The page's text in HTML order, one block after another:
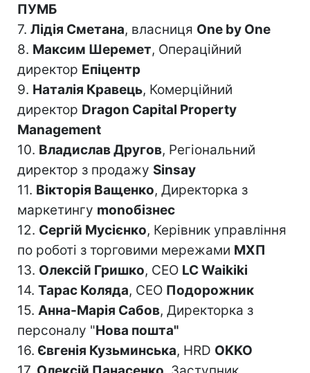
ПУМБ
7. Лідія Сметана, власниця One by One
8. Максим Шеремет, Операційний
директор Епіцентр
9. Наталія Кравець, Комерційний
директор Dragon Capital Property
Management
10. Владислав Другов, Регіональний
директор з продажу Sinsay
11. Вікторія Ващенко, Директорка з
маркетингу monoбізнес
12. Сергій Мусієнко, Керівник управління
по роботі з торговими мережами МХП
13. Олексій Гришко, CEO LC Waikiki
14. Тарас Коляда, CEO Подорожник
15. Анна-Марія Сабов, Директорка з
персоналу "Нова пошта"
16. Євгенія Кузьминська, HRD OKKO